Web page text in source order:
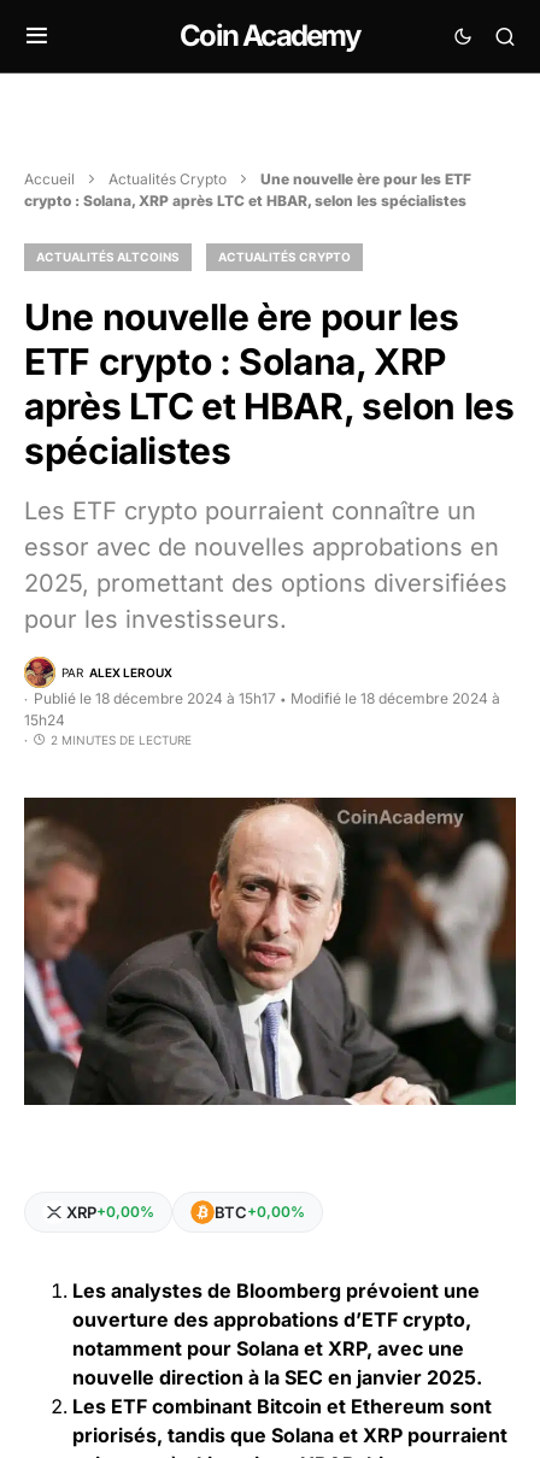
Coin Academy
Accueil Actualités Crypto
Une nouvelle ère pour les ETF
crypto : Solana, XRP après LTC et HBAR, selon les spécialistes
ACTUALITÉS ALTCOINS ACTUALITÉS CRYPTO
Une nouvelle ère pour les
ETF crypto : Solana, XRP
après LTC et HBAR, selon les
spécialistes
Les ETF crypto pourraient connaître un
essor avec de nouvelles approbations en
2025, promettant des options diversifiées
pour les investisseurs.
PAR ALEX LEROUX
Publié le 18 décembre 2024 à 15h17 • Modifié le 18 décembre 2024 à
15h24
2 MINUTES DE LECTURE
XRP+0,00% BTC+0,00%
Les analystes de Bloomberg prévoient une
ouverture des approbations d’ETF crypto,
notamment pour Solana et XRP, avec une
nouvelle direction à la SEC en janvier 2025.
Les ETF combinant Bitcoin et Ethereum sont
priorisés, tandis que Solana et XRP pourraient